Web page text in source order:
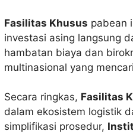
Fasilitas Khusus pabean
investasi asing langsung
hambatan biaya dan
multinasional yang
Secara ringkas, Fasilitas
dalam ekosistem logistik
simplifikasi prosedur,